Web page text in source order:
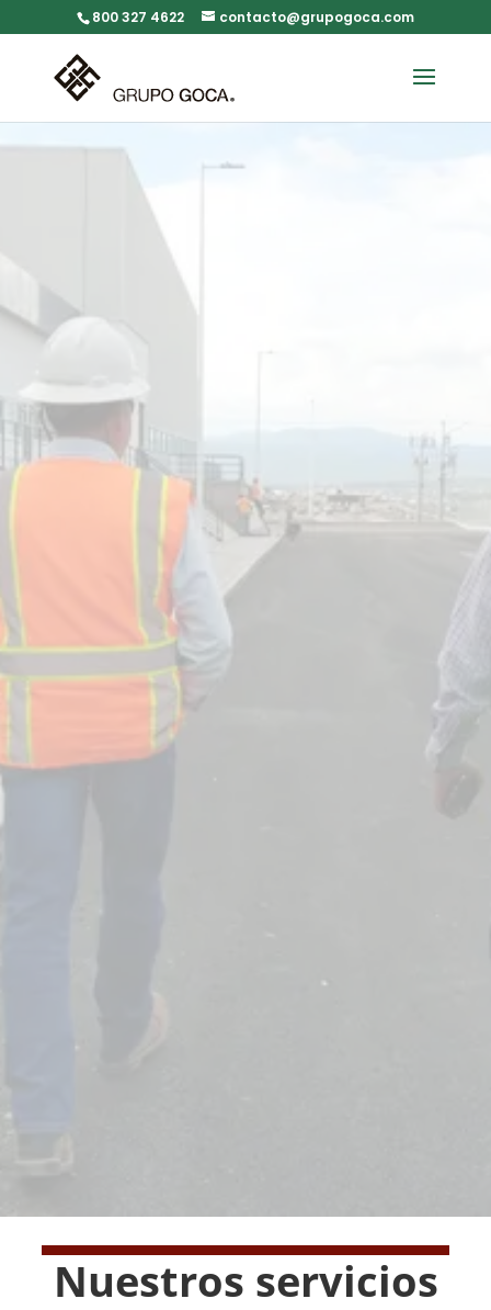
800 327 4622 contacto@grupogoca.com
Nuestros servicios